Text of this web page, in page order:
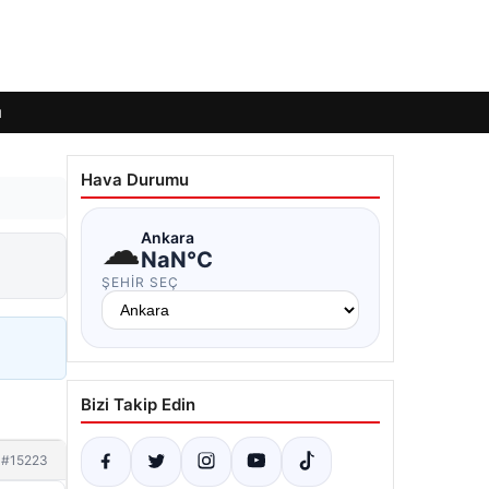
#15223
Hava Durumu
☁Ankara
NaN°C
ŞEHIR SEÇ
Bizi Takip Edin